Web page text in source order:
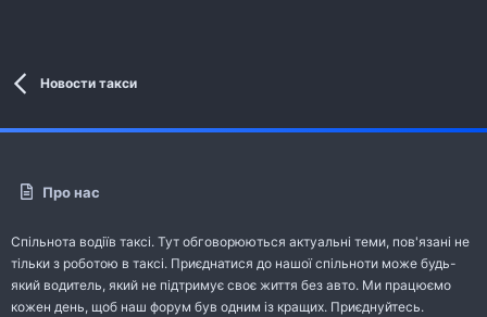
Новости такси
Про нас
Спільнота водіїв таксі. Тут обговорюються актуальні теми, пов'язані не
тільки з роботою в таксі. Приєднатися до нашої спільноти може будь-
який водитель, який не підтримує своє життя без авто. Ми працюємо
кожен день, щоб наш форум був одним із кращих. Приєднуйтесь.